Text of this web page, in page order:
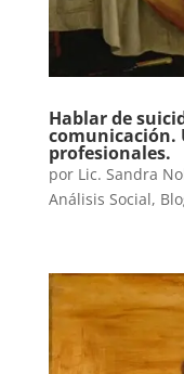
Hablar de
comunicación.
profesionales.
por Lic. Sandra
Análisis Social,